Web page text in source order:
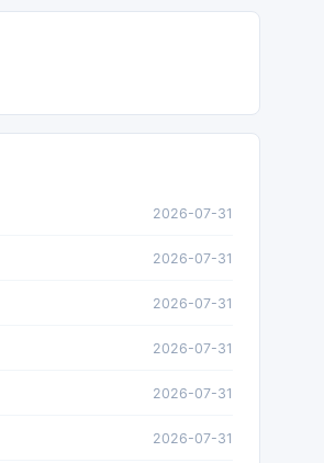
2026-07-31
2026-07-31
2026-07-31
2026-07-31
2026-07-31
2026-07-31